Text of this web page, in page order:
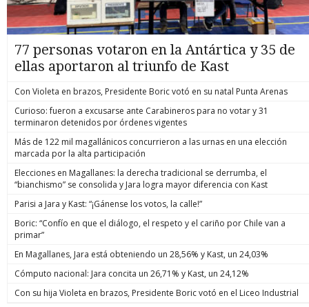
77 personas votaron en la Antártica y 35 de
ellas aportaron al triunfo de Kast
Con Violeta en brazos, Presidente Boric votó en su natal Punta Arenas
Curioso: fueron a excusarse ante Carabineros para no votar y 31
terminaron detenidos por órdenes vigentes
Más de 122 mil magallánicos concurrieron a las urnas en una elección
marcada por la alta participación
Elecciones en Magallanes: la derecha tradicional se derrumba, el
“bianchismo” se consolida y Jara logra mayor diferencia con Kast
Parisi a Jara y Kast: “¡Gánense los votos, la calle!”
Boric: “Confío en que el diálogo, el respeto y el cariño por Chile van a
primar”
En Magallanes, Jara está obteniendo un 28,56% y Kast, un 24,03%
Cómputo nacional: Jara concita un 26,71% y Kast, un 24,12%
Con su hija Violeta en brazos, Presidente Boric votó en el Liceo Industrial